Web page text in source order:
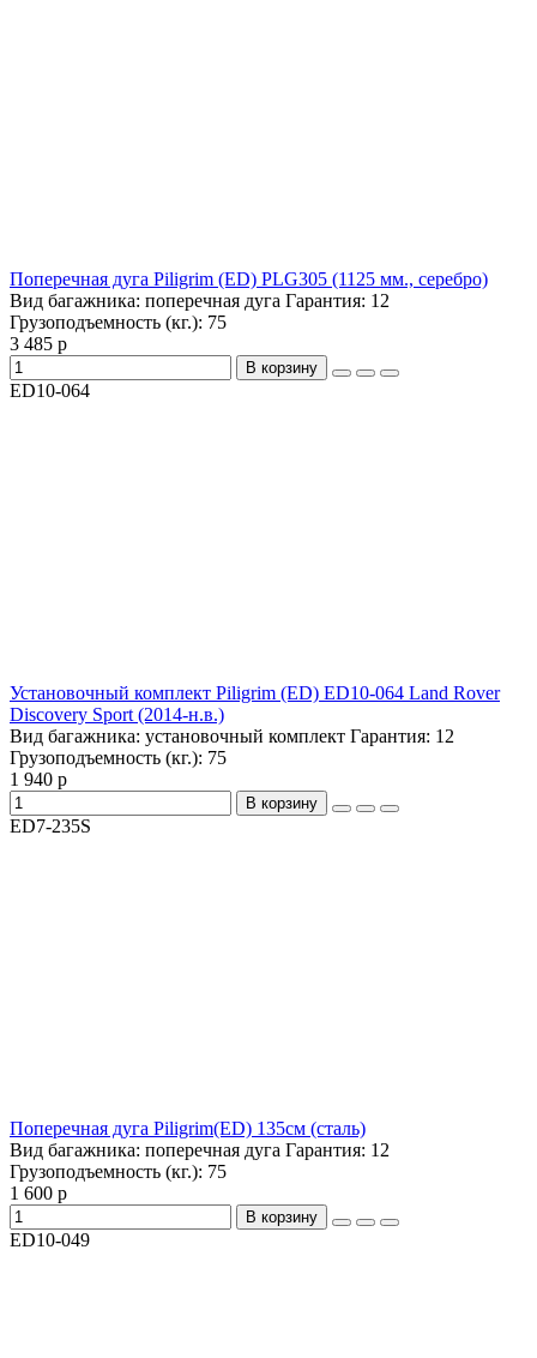
Поперечная дуга Piligrim (ED) PLG305 (1125 мм., серебро)
Вид багажника: поперечная дуга Гарантия: 12
Грузоподъемность (кг.): 75
3 485 р
В корзину
ED10-064
Установочный комплект Piligrim (ED) ED10-064 Land Rover
Discovery Sport (2014-н.в.)
Вид багажника: установочный комплект Гарантия: 12
Грузоподъемность (кг.): 75
1 940 р
В корзину
ED7-235S
Поперечная дуга Piligrim(ED) 135см (сталь)
Вид багажника: поперечная дуга Гарантия: 12
Грузоподъемность (кг.): 75
1 600 р
В корзину
ED10-049